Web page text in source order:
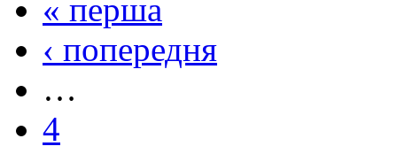
« перша
‹ попередня
…
4